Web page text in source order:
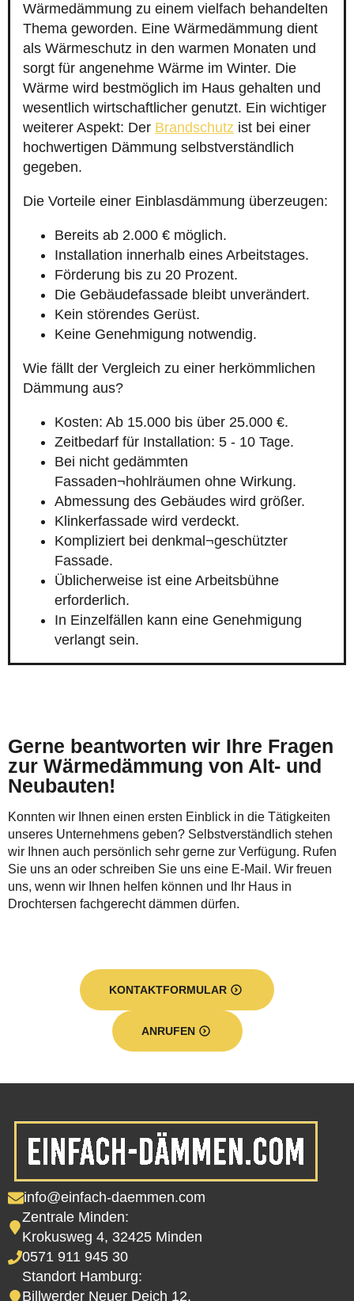
Wärmedämmung zu einem vielfach behandelten
Thema geworden. Eine Wärmedämmung dient
als Wärmeschutz in den warmen Monaten und
sorgt für angenehme Wärme im Winter. Die
Wärme wird bestmöglich im Haus gehalten und
wesentlich wirtschaftlicher genutzt. Ein wichtiger
weiterer Aspekt: Der Brandschutz ist bei einer
hochwertigen Dämmung selbstverständlich
gegeben.
Die Vorteile einer Einblasdämmung überzeugen:
Bereits ab 2.000 € möglich.
Installation innerhalb eines Arbeitstages.
Förderung bis zu 20 Prozent.
Die Gebäudefassade bleibt unverändert.
Kein störendes Gerüst.
Keine Genehmigung notwendig.
Wie fällt der Vergleich zu einer herkömmlichen
Dämmung aus?
Kosten: Ab 15.000 bis über 25.000 €.
Zeitbedarf für Installation: 5 - 10 Tage.
Bei nicht gedämmten
Fassaden¬hohlräumen ohne Wirkung.
Abmessung des Gebäudes wird größer.
Klinkerfassade wird verdeckt.
Kompliziert bei denkmal¬geschützter
Fassade.
Üblicherweise ist eine Arbeitsbühne
erforderlich.
In Einzelfällen kann eine Genehmigung
verlangt sein.
Gerne beantworten wir Ihre Fragen
zur Wärmedämmung von Alt- und
Neubauten!
Konnten wir Ihnen einen ersten Einblick in die Tätigkeiten
unseres Unternehmens geben? Selbstverständlich stehen
wir Ihnen auch persönlich sehr gerne zur Verfügung. Rufen
Sie uns an oder schreiben Sie uns eine E-Mail. Wir freuen
uns, wenn wir Ihnen helfen können und Ihr Haus in
Drochtersen fachgerecht dämmen dürfen.
KONTAKTFORMULAR
ANRUFEN
info@einfach-daemmen.com
Zentrale Minden:
Krokusweg 4, 32425 Minden
0571 911 945 30
Standort Hamburg:
Billwerder Neuer Deich 12,